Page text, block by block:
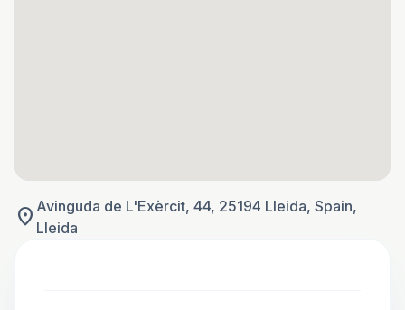
location_on Avinguda de L'Exèrcit, 44, 25194 Lleida, Spain,
Lleida